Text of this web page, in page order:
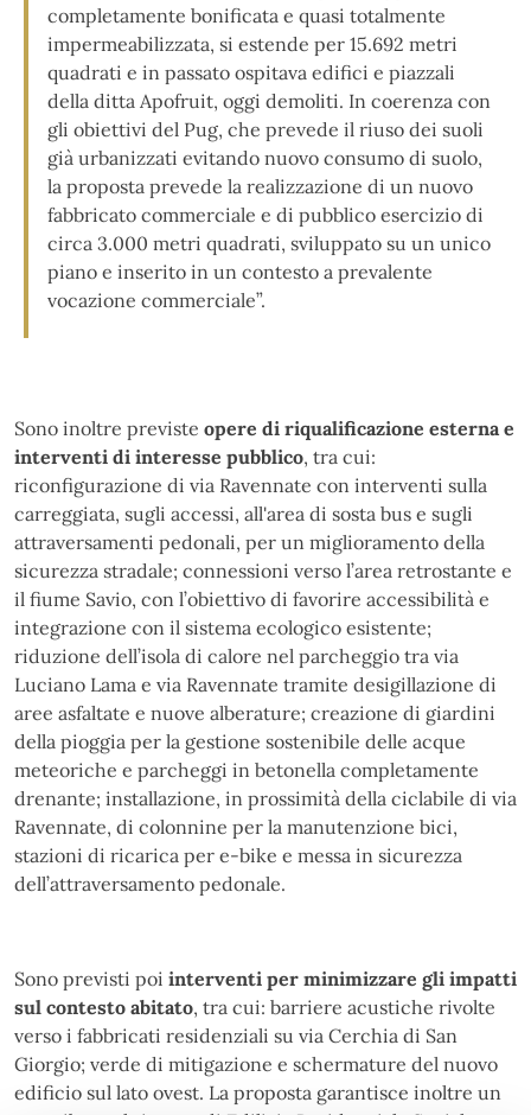
completamente bonificata e quasi totalmente
impermeabilizzata, si estende per 15.692 metri
quadrati e in passato ospitava edifici e piazzali
della ditta Apofruit, oggi demoliti. In coerenza con
gli obiettivi del Pug, che prevede il riuso dei suoli
già urbanizzati evitando nuovo consumo di suolo,
la proposta prevede la realizzazione di un nuovo
fabbricato commerciale e di pubblico esercizio di
circa 3.000 metri quadrati, sviluppato su un unico
piano e inserito in un contesto a prevalente
vocazione commerciale”.
Sono inoltre previste opere di riqualificazione esterna e
interventi di interesse pubblico, tra cui:
riconfigurazione di via Ravennate con interventi sulla
carreggiata, sugli accessi, all'area di sosta bus e sugli
attraversamenti pedonali, per un miglioramento della
sicurezza stradale; connessioni verso l’area retrostante e
il fiume Savio, con l’obiettivo di favorire accessibilità e
integrazione con il sistema ecologico esistente;
riduzione dell’isola di calore nel parcheggio tra via
Luciano Lama e via Ravennate tramite desigillazione di
aree asfaltate e nuove alberature; creazione di giardini
della pioggia per la gestione sostenibile delle acque
meteoriche e parcheggi in betonella completamente
drenante; installazione, in prossimità della ciclabile di via
Ravennate, di colonnine per la manutenzione bici,
stazioni di ricarica per e-bike e messa in sicurezza
dell’attraversamento pedonale.
Sono previsti poi interventi per minimizzare gli impatti
sul contesto abitato, tra cui: barriere acustiche rivolte
verso i fabbricati residenziali su via Cerchia di San
Giorgio; verde di mitigazione e schermature del nuovo
edificio sul lato ovest. La proposta garantisce inoltre un